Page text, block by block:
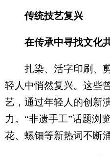
传统技艺复兴
在传承中寻找文化
扎染、活字印刷、剪
轻人中悄然复兴。这些
艺，通过年轻人的创新
力。“非遗手工”话题浏
花、螺钿等新热词不断